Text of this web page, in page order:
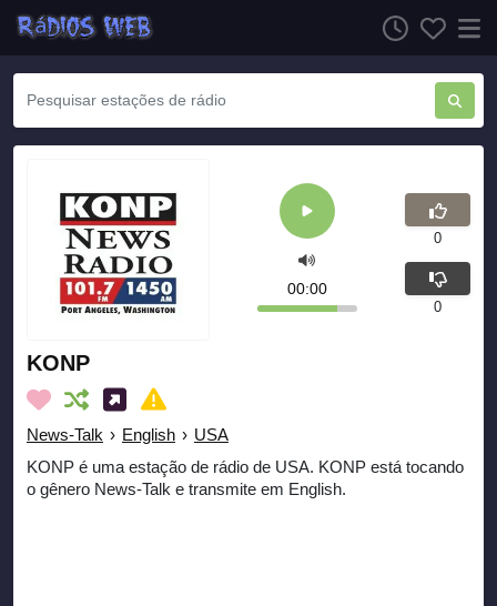
KONP
News-Talk › English › USA
KONP é uma estação de rádio de USA. KONP está tocando
o gênero News-Talk e transmite em English.
00:00
0
0